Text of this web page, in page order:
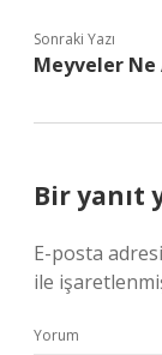
Sonraki Yazı
Meyveler
Bir yanıt
E-posta
ile
Yorum